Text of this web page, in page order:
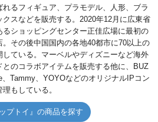
れるフィギュア、プラモデル、人形、ブラ
クスなどを販売する。2020年12月に広東省
るショッピングセンター正佳広場に最初の
。その後中国国内の各地40都市に70以上の
している。マーベルやディズニーなど海外
とのコラボアイテムを販売する他に、BUZ
、Tammy、YOYOなどのオリジナルIPコン
もしている。
ップトイ』の商品を探す